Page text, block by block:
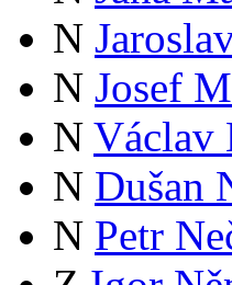
N
N Josef
N Václav
N Dušan
N Petr